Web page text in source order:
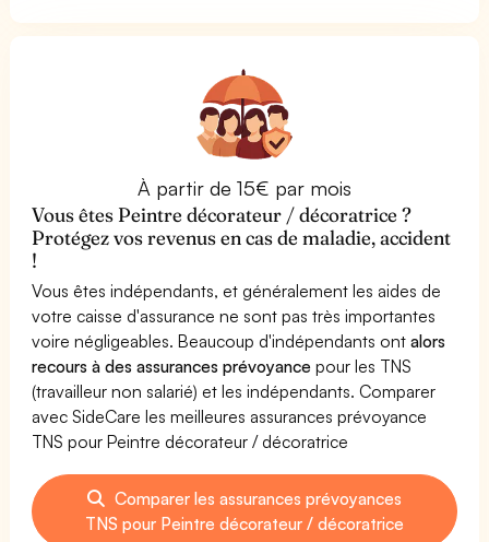
À partir de 15€ par mois
Vous êtes Peintre décorateur / décoratrice ?
Protégez vos revenus en cas de maladie, accident
!
Vous êtes indépendants, et généralement les aides de
votre caisse d'assurance ne sont pas très importantes
voire négligeables. Beaucoup d'indépendants ontalors
recours à des assurances prévoyance pour les TNS
(travailleur non salarié) et les indépendants. Comparer
avec SideCare les meilleures assurances prévoyance
TNS pour Peintre décorateur / décoratrice
Comparer les assurances prévoyances
TNS pour Peintre décorateur / décoratrice